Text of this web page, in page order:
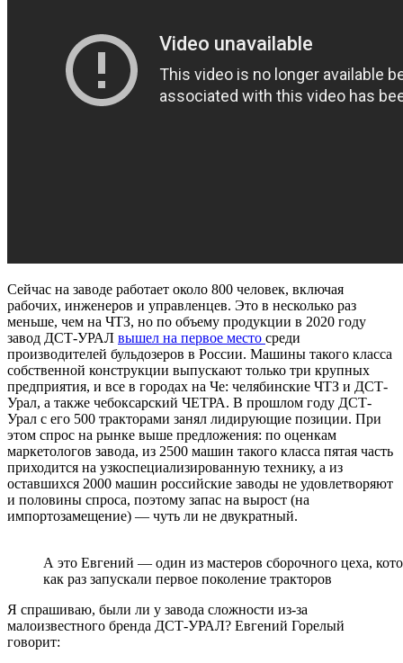
Сейчас на заводе работает около 800 человек, включая
рабочих, инженеров и управленцев. Это в несколько раз
меньше, чем на ЧТЗ, но по объему продукции в 2020 году
завод ДСТ-УРАЛ вышел на первое место среди
производителей бульдозеров в России. Машины такого класса
собственной конструкции выпускают только три крупных
предприятия, и все в городах на Че: челябинские ЧТЗ и ДСТ-
Урал, а также чебоксарский ЧЕТРА. В прошлом году ДСТ-
Урал с его 500 тракторами занял лидирующие позиции. При
этом спрос на рынке выше предложения: по оценкам
маркетологов завода, из 2500 машин такого класса пятая часть
приходится на узкоспециализированную технику, а из
оставшихся 2000 машин российские заводы не удовлетворяют
и половины спроса, поэтому запас на вырост (на
импортозамещение) — чуть ли не двукратный.
А это Евгений — один из мастеров сборочного цеха,
как раз запускали первое поколение тракторов
Я спрашиваю, были ли у завода сложности из-за
малоизвестного бренда ДСТ-УРАЛ? Евгений Горелый
говорит: